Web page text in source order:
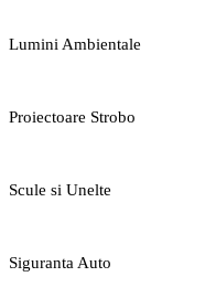
Lumini Ambientale
Proiectoare Strobo
Scule si Unelte
Siguranta Auto